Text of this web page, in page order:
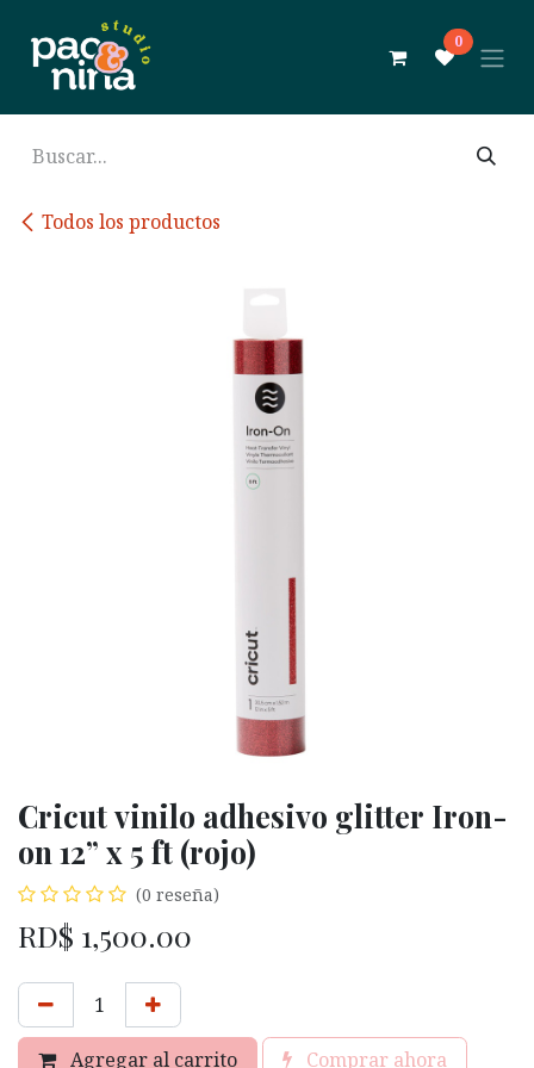
0
Todos los productos
Cricut vinilo adhesivo glitter Iron-
on 12” x 5 ft (rojo)
(0 reseña)
RD$ 1,500.00
Agregar al carrito Comprar ahora